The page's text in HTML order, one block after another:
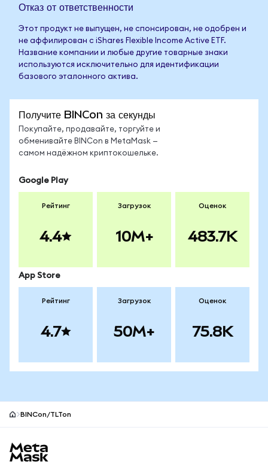
Отказ от ответственности
Этот продукт не выпущен, не спонсирован, не одобрен и
не аффилирован с iShares Flexible Income Active ETF.
Название компании и любые другие товарные знаки
используются исключительно для идентификации
базового эталонного актива.
Получите BINCon за секунды
Покупайте, продавайте, торгуйте и
обменивайте BINCon в MetaMask —
самом надёжном криптокошельке.
Google Play
Рейтинг
4.4
Загрузок
10M+
Оценок
483.7K
App Store
Рейтинг
4.7
Загрузок
50M+
Оценок
75.8K
BINCon/TLTon